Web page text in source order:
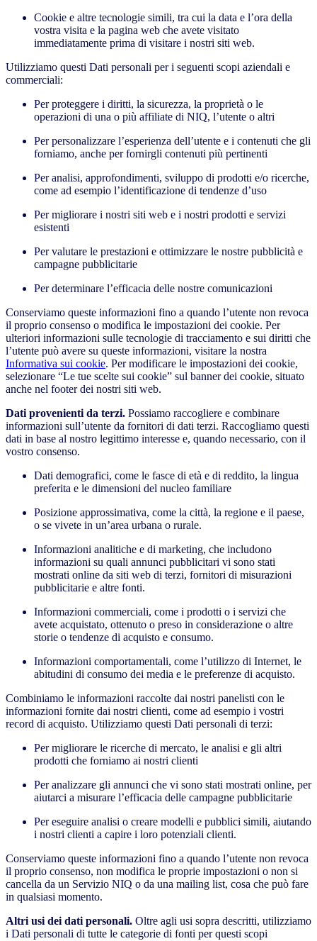
Cookie e altre tecnologie simili, tra cui la data e l’ora della
vostra visita e la pagina web che avete visitato
immediatamente prima di visitare i nostri siti web.
Utilizziamo questi Dati personali per i seguenti scopi aziendali e
commerciali:
Per proteggere i diritti, la sicurezza, la proprietà o le
operazioni di una o più affiliate di NIQ, l’utente o altri
Per personalizzare l’esperienza dell’utente e i contenuti che gli
forniamo, anche per fornirgli contenuti più pertinenti
Per analisi, approfondimenti, sviluppo di prodotti e/o ricerche,
come ad esempio l’identificazione di tendenze d’uso
Per migliorare i nostri siti web e i nostri prodotti e servizi
esistenti
Per valutare le prestazioni e ottimizzare le nostre pubblicità e
campagne pubblicitarie
Per determinare l’efficacia delle nostre comunicazioni
Conserviamo queste informazioni fino a quando l’utente non revoca
il proprio consenso o modifica le impostazioni dei cookie. Per
ulteriori informazioni sulle tecnologie di tracciamento e sui diritti che
l’utente può avere su queste informazioni, visitare la nostra
Informativa sui cookie. Per modificare le impostazioni dei cookie,
selezionare “Le tue scelte sui cookie” sul banner dei cookie, situato
anche nel footer dei nostri siti web.
Dati provenienti da terzi. Possiamo raccogliere e combinare
informazioni sull’utente da fornitori di dati terzi. Raccogliamo questi
dati in base al nostro legittimo interesse e, quando necessario, con il
vostro consenso.
Dati demografici, come le fasce di età e di reddito, la lingua
preferita e le dimensioni del nucleo familiare
Posizione approssimativa, come la città, la regione e il paese,
o se vivete in un’area urbana o rurale.
Informazioni analitiche e di marketing, che includono
informazioni su quali annunci pubblicitari vi sono stati
mostrati online da siti web di terzi, fornitori di misurazioni
pubblicitarie e altre fonti.
Informazioni commerciali, come i prodotti o i servizi che
avete acquistato, ottenuto o preso in considerazione o altre
storie o tendenze di acquisto e consumo.
Informazioni comportamentali, come l’utilizzo di Internet, le
abitudini di consumo dei media e le preferenze di acquisto.
Combiniamo le informazioni raccolte dai nostri panelisti con le
informazioni fornite dai nostri clienti, come ad esempio i vostri
record di acquisto. Utilizziamo questi Dati personali di terzi:
Per migliorare le ricerche di mercato, le analisi e gli altri
prodotti che forniamo ai nostri clienti
Per analizzare gli annunci che vi sono stati mostrati online, per
aiutarci a misurare l’efficacia delle campagne pubblicitarie
Per eseguire analisi o creare modelli e pubblici simili, aiutando
i nostri clienti a capire i loro potenziali clienti.
Conserviamo queste informazioni fino a quando l’utente non revoca
il proprio consenso, non modifica le proprie impostazioni o non si
cancella da un Servizio NIQ o da una mailing list, cosa che può fare
in qualsiasi momento.
Altri usi dei dati personali. Oltre agli usi sopra descritti, utilizziamo
i Dati personali di tutte le categorie di fonti per questi scopi